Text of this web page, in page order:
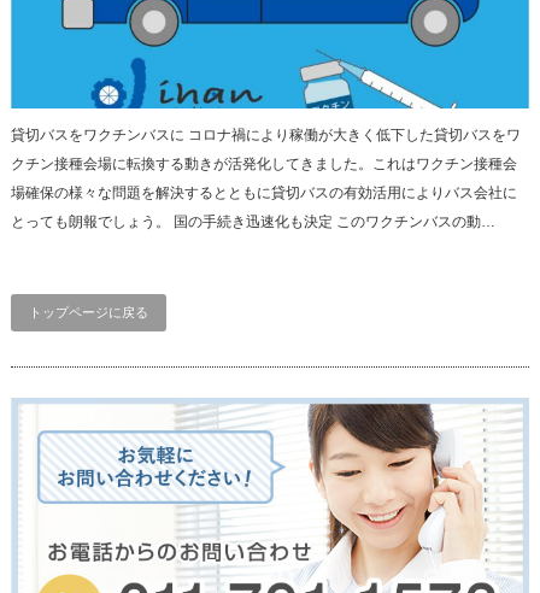
貸切バスをワクチンバスに コロナ禍により稼働が大きく低下した貸切バスをワ
クチン接種会場に転換する動きが活発化してきました。これはワクチン接種会
場確保の様々な問題を解決するとともに貸切バスの有効活用によりバス会社に
とっても朗報でしょう。 国の手続き迅速化も決定 このワクチンバスの動…
トップページに戻る